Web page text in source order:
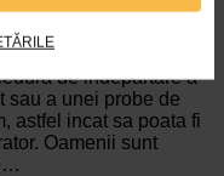
– cand se recomanda,
procedurale
de indepartare a
sau a unei probe de
astfel incat sa poata fi
Oamenii sunt